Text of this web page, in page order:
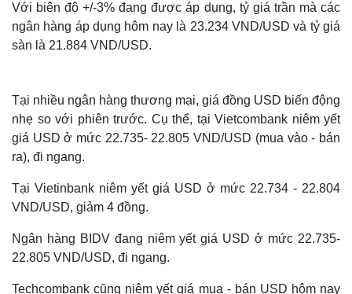
Với biên độ +/-3% đang được áp dụng, tỷ giá trần mà các
ngân hàng áp dụng hôm nay là 23.234 VND/USD và tỷ giá
sàn là 21.884 VND/USD.
Tại nhiều ngân hàng thương mại, giá đồng USD biến động
nhẹ so với phiên trước. Cụ thể, tại Vietcombank niêm yết
giá USD ở mức 22.735- 22.805 VND/USD (mua vào - bán
ra), đi ngang.
Tại Vietinbank niêm yết giá USD ở mức 22.734 - 22.804
VND/USD, giảm 4 đồng.
Ngân hàng BIDV đang niêm yết giá USD ở mức 22.735-
22.805 VND/USD, đi ngang.
Techcombank cũng niêm yết giá mua - bán USD hôm nay